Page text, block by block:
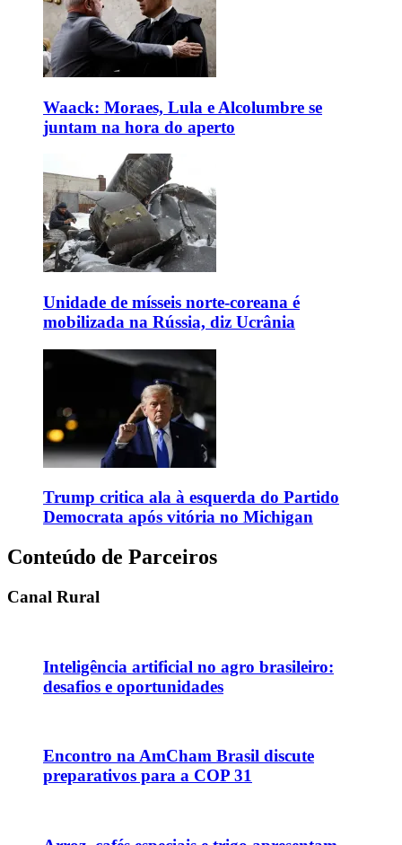
Waack: Moraes, Lula e Alcolumbre se
juntam na hora do aperto
Unidade de mísseis norte-coreana é
mobilizada na Rússia, diz Ucrânia
Trump critica ala à esquerda do Partido
Democrata após vitória no Michigan
Conteúdo de Parceiros
Canal Rural
Inteligência artificial no agro brasileiro:
desafios e oportunidades
Encontro na AmCham Brasil discute
preparativos para a COP 31